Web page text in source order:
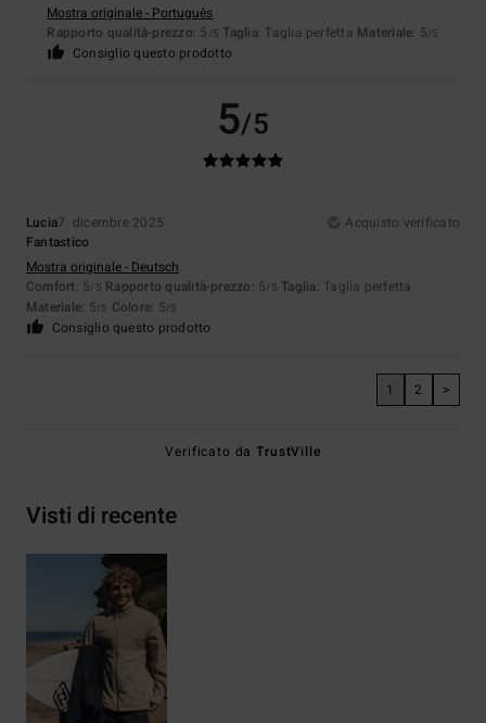
Mostra originale - Português
Rapporto qualità-prezzo: 5 /5 Taglia: Taglia perfetta Materiale: 5/5
Consiglio questo prodotto
5/5
Lucia7. dicembre 2025
Acquisto verificato
Fantastico
Mostra originale - Deutsch
Comfort: 5/5 Rapporto qualità-prezzo: 5/5 Taglia: Taglia perfetta
Materiale: 5/5 Colore: 5/5
Consiglio questo prodotto
1 2 >
Verificato daTrustVille
Visti di recente